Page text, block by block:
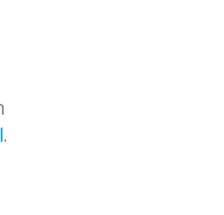
.